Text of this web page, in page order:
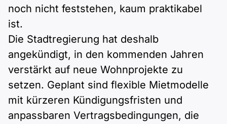
noch nicht feststehen, kaum praktikabel
ist.
Die Stadtregierung hat deshalb
angekündigt, in den kommenden Jahren
verstärkt auf neue Wohnprojekte zu
setzen. Geplant sind flexible Mietmodelle
mit kürzeren Kündigungsfristen und
anpassbaren Vertragsbedingungen, die